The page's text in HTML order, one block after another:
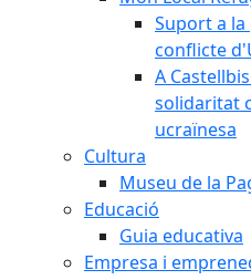
Suport a
conflicte
A
solidaritat
ucraïnesa
Cultura
Museu de la
Educació
Guia educativa
Empresa i